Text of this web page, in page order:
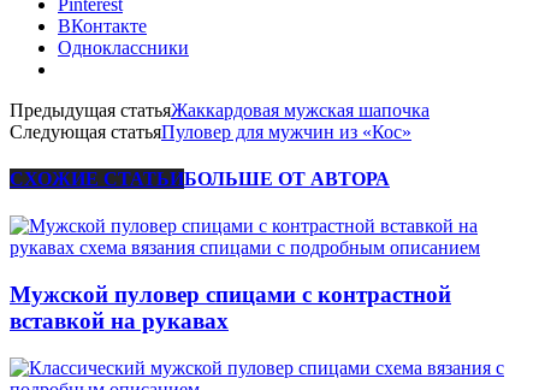
ВКонтакте
Одноклассники
Предыдущая статьяЖаккардовая мужская шапочка
Следующая статьяПуловер для мужчин из «Кос»
СХОЖИЕ СТАТЬИБОЛЬШЕ ОТ АВТОРА
Мужской пуловер спицами с контрастной
вставкой на рукавах